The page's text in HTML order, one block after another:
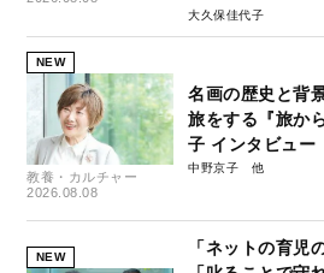
大久保佳代子
NEW
教養・カルチャー
2026.08.08
名画の歴史と背
旅をする『旅か
子 インタビュー
中野京子
NEW
「ネットの育児